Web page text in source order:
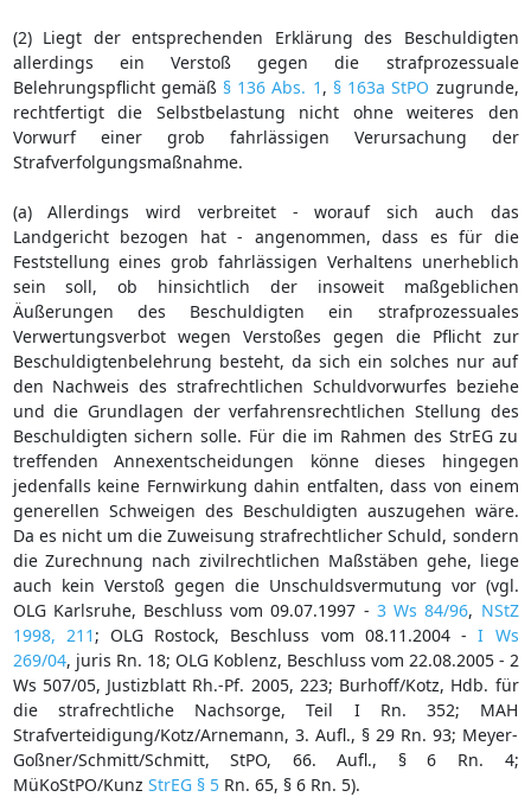
(2) Liegt der entsprechenden Erklärung des Beschuldigten
allerdings ein Verstoß gegen die strafprozessuale
Belehrungspflicht gemäß § 136 Abs. 1 , § 163a StPO zugrunde,
rechtfertigt die Selbstbelastung nicht ohne weiteres den
Vorwurf einer grob fahrlässigen Verursachung der
Strafverfolgungsmaßnahme.
(a) Allerdings wird verbreitet - worauf sich auch das
Landgericht bezogen hat - angenommen, dass es für die
Feststellung eines grob fahrlässigen Verhaltens unerheblich
sein soll, ob hinsichtlich der insoweit maßgeblichen
Äußerungen des Beschuldigten ein strafprozessuales
Verwertungsverbot wegen Verstoßes gegen die Pflicht zur
Beschuldigtenbelehrung besteht, da sich ein solches nur auf
den Nachweis des strafrechtlichen Schuldvorwurfes beziehe
und die Grundlagen der verfahrensrechtlichen Stellung des
Beschuldigten sichern solle. Für die im Rahmen des StrEG zu
treffenden Annexentscheidungen könne dieses hingegen
jedenfalls keine Fernwirkung dahin entfalten, dass von einem
generellen Schweigen des Beschuldigten auszugehen wäre.
Da es nicht um die Zuweisung strafrechtlicher Schuld, sondern
die Zurechnung nach zivilrechtlichen Maßstäben gehe, liege
auch kein Verstoß gegen die Unschuldsvermutung vor (vgl.
OLG Karlsruhe, Beschluss vom 09.07.1997 - 3 Ws 84/96, NStZ
1998, 211 ; OLG Rostock, Beschluss vom 08.11.2004 -I Ws
269/04, juris Rn. 18; OLG Koblenz, Beschluss vom 22.08.2005 - 2
Ws 507/05, Justizblatt Rh.-Pf. 2005, 223; Burhoff/Kotz, Hdb. für
die strafrechtliche Nachsorge, Teil I Rn. 352; MAH
Strafverteidigung/Kotz/Arnemann, 3. Aufl., § 29 Rn. 93; Meyer-
Goßner/Schmitt/Schmitt, StPO, 66. Aufl., § 6 Rn. 4;
MüKoStPO/Kunz StrEG § 5Rn. 65, § 6 Rn. 5).